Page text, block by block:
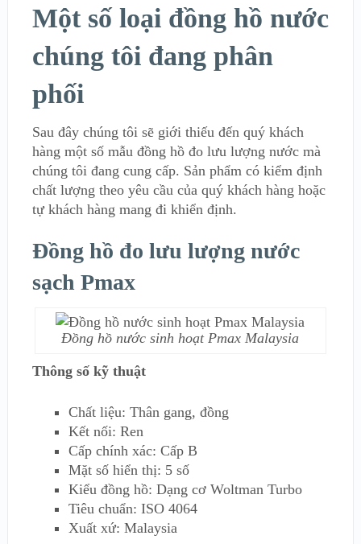
Một số loại đồng hồ nước
chúng tôi đang phân
phối
Sau đây chúng tôi sẽ giới thiếu đến quý khách
hàng một số mẫu đồng hồ đo lưu lượng nước mà
chúng tôi đang cung cấp. Sản phẩm có kiểm định
chất lượng theo yêu cầu của quý khách hàng hoặc
tự khách hàng mang đi khiển định.
Đồng hồ đo lưu lượng nước
sạch Pmax
Đồng hồ nước sinh hoạt Pmax Malaysia
Thông số kỹ thuật
Chất liệu: Thân gang, đồng
Kết nối: Ren
Cấp chính xác: Cấp B
Mặt số hiển thị: 5 số
Kiểu đồng hồ: Dạng cơ Woltman Turbo
Tiêu chuẩn: ISO 4064
Xuất xứ: Malaysia